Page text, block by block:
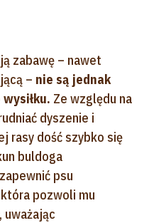
zabawę – nawet
– nie są jednak
Ze względu na
dyszenie i
rasy dość szybko się
buldoga
psu
pozwoli mu
uważając